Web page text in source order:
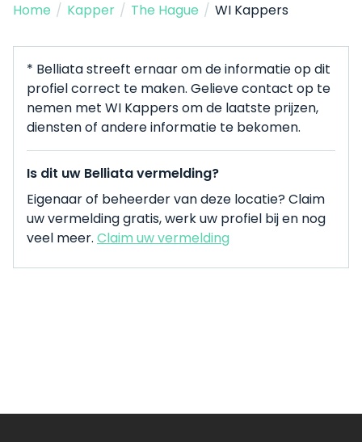
Home / Kapper / The Hague / WI Kappers
* Belliata streeft ernaar om de informatie op dit
profiel correct te maken. Gelieve contact op te
nemen met WI Kappers om de laatste prijzen,
diensten of andere informatie te bekomen.
Is dit uw Belliata vermelding?
Eigenaar of beheerder van deze locatie? Claim
uw vermelding gratis, werk uw profiel bij en nog
veel meer. Claim uw vermelding